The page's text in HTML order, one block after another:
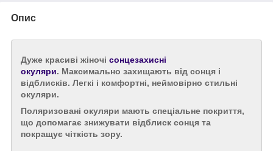
Опис
Дуже красиві жіночі сонцезахисні
окуляри. Максимально захищають від сонця і
відблисків. Легкі і комфортні, неймовірно стильні
окуляри.
Поляризовані окуляри мають спеціальне покриття,
що допомагає знижувати відблиск сонця та
покращує чіткість зору.